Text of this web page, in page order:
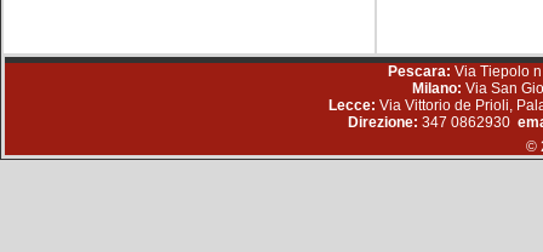
Pescara: Via Tiepolo
Milano: Via San
Lecce: Via Vittorio de Prioli,
Direzione: 347 0862930
©